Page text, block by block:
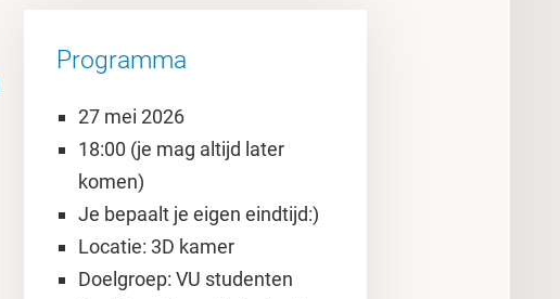
Programma
27 mei 2026
18:00 (je mag altijd later
komen)
Je bepaalt je eigen eindtijd:)
Locatie: 3D kamer
Doelgroep: VU studenten